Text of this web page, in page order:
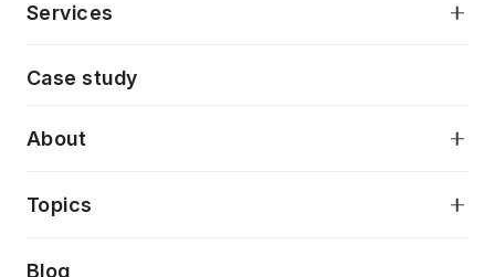
Services
AI駆動開発支援
デジタルプロダクトデザイン
デザインシステム構築支援
Case study
About
当社が目指しているもの
Topics
Press release
Blog